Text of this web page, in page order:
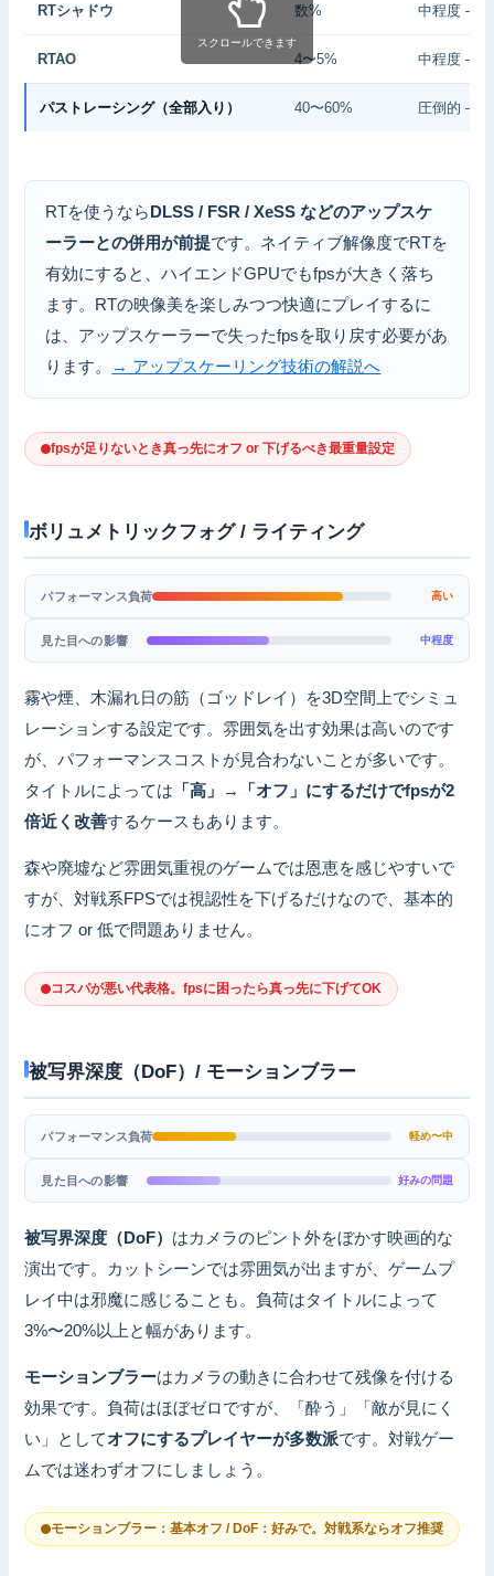
RTシャドウ 数% 中程度 —
RTAO 4〜5% 中程度 —
パストレーシング（全部入り） 40〜60% 圧倒的 —
スクロールできます
RTを使うならDLSS / FSR / XeSS などのアップスケ
ーラーとの併用が前提です。ネイティブ解像度でRTを
有効にすると、ハイエンドGPUでもfpsが大きく落ち
ます。RTの映像美を楽しみつつ快適にプレイするに
は、アップスケーラーで失ったfpsを取り戻す必要があ
ります。
→ アップスケーリング技術の解説へ
fpsが足りないとき真っ先にオフ or 下げるべき最重量設定
ボリュメトリックフォグ / ライティング
パフォーマンス負荷 高い
見た目への影響 中程度
霧や煙、木漏れ日の筋（ゴッドレイ）を3D空間上でシミュ
レーションする設定です。雰囲気を出す効果は高いのです
が、パフォーマンスコストが見合わないことが多いです。
タイトルによっては 「高」→「オフ」にするだけでfpsが2
倍近く改善するケースもあります。
森や廃墟など雰囲気重視のゲームでは恩恵を感じやすいで
すが、対戦系FPSでは視認性を下げるだけなので、基本的
にオフ or 低で問題ありません。
コスパが悪い代表格。fpsに困ったら真っ先に下げてOK
被写界深度（DoF）/ モーションブラー
パフォーマンス負荷 軽め〜中
見た目への影響 好みの問題
被写界深度（DoF） はカメラのピント外をぼかす映画的な
演出です。カットシーンでは雰囲気が出ますが、ゲームプ
レイ中は邪魔に感じることも。負荷はタイトルによって
3%〜20%以上と幅があります。
モーションブラーはカメラの動きに合わせて残像を付ける
効果です。負荷はほぼゼロですが、「酔う」「敵が見にく
い」としてオフにするプレイヤーが多数派です。対戦ゲー
ムでは迷わずオフにしましょう。
モーションブラー：基本オフ / DoF：好みで。対戦系ならオフ推奨